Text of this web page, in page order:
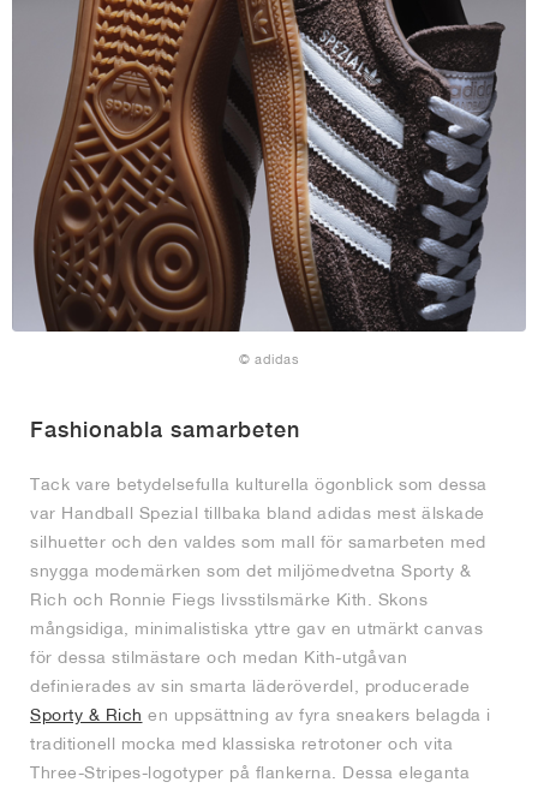
© adidas
Fashionabla samarbeten
Tack vare betydelsefulla kulturella ögonblick som dessa
var Handball Spezial tillbaka bland adidas mest älskade
silhuetter och den valdes som mall för samarbeten med
snygga modemärken som det miljömedvetna Sporty &
Rich och Ronnie Fiegs livsstilsmärke Kith. Skons
mångsidiga, minimalistiska yttre gav en utmärkt canvas
för dessa stilmästare och medan Kith-utgåvan
definierades av sin smarta läderöverdel, producerade
Sporty & Rich en uppsättning av fyra sneakers belagda i
traditionell mocka med klassiska retrotoner och vita
Three-Stripes-logotyper på flankerna. Dessa eleganta